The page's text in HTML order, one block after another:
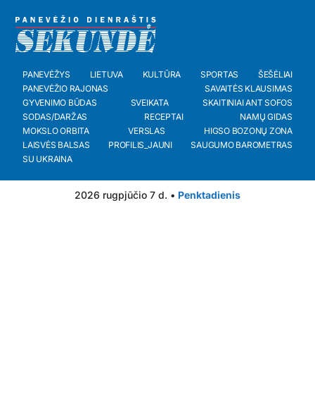
PANEVĖŽYS LIETUVA KULTŪRA SPORTAS
ŠEŠĖLIAI
PANEVĖŽIO RAJONAS
SAVAITĖS KLAUSIMAS
GYVENIMO BŪDAS
SVEIKATA
SKAITINIAI ANT SOFOS
SODAS/DARŽAS
RECEPTAI
NAMŲ GIDAS
MOKSLO ORBITA
VERSLAS
HIGSO BOZONŲ ZONA
LAISVĖS BALSAS
PROFILIS_JAUNI
SAUGUMO BAROMETRAS
SU UKRAINA
2026 rugpjūčio 7 d. • Penktadienis